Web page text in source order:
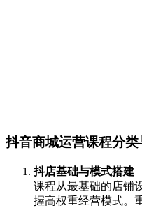
抖音商城运营课程分
抖店基础与模式搭建
课程从最基础的店铺
握高权重经营模式。